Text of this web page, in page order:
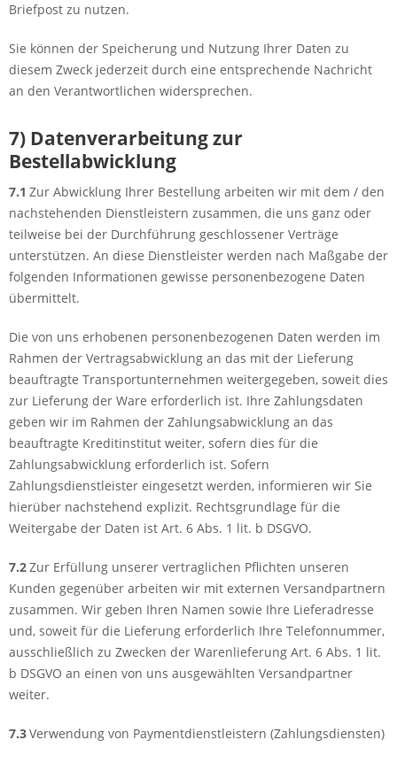
Briefpost zu nutzen.
Sie können der Speicherung und Nutzung Ihrer Daten zu
diesem Zweck jederzeit durch eine entsprechende Nachricht
an den Verantwortlichen widersprechen.
7) Datenverarbeitung zur
Bestellabwicklung
7.1 Zur Abwicklung Ihrer Bestellung arbeiten wir mit dem / den
nachstehenden Dienstleistern zusammen, die uns ganz oder
teilweise bei der Durchführung geschlossener Verträge
unterstützen. An diese Dienstleister werden nach Maßgabe der
folgenden Informationen gewisse personenbezogene Daten
übermittelt.
Die von uns erhobenen personenbezogenen Daten werden im
Rahmen der Vertragsabwicklung an das mit der Lieferung
beauftragte Transportunternehmen weitergegeben, soweit dies
zur Lieferung der Ware erforderlich ist. Ihre Zahlungsdaten
geben wir im Rahmen der Zahlungsabwicklung an das
beauftragte Kreditinstitut weiter, sofern dies für die
Zahlungsabwicklung erforderlich ist. Sofern
Zahlungsdienstleister eingesetzt werden, informieren wir Sie
hierüber nachstehend explizit. Rechtsgrundlage für die
Weitergabe der Daten ist Art. 6 Abs. 1 lit. b DSGVO.
7.2Zur Erfüllung unserer vertraglichen Pflichten unseren
Kunden gegenüber arbeiten wir mit externen Versandpartnern
zusammen. Wir geben Ihren Namen sowie Ihre Lieferadresse
und, soweit für die Lieferung erforderlich Ihre Telefonnummer,
ausschließlich zu Zwecken der Warenlieferung Art. 6 Abs. 1 lit.
b DSGVO an einen von uns ausgewählten Versandpartner
weiter.
7.3Verwendung von Paymentdienstleistern (Zahlungsdiensten)